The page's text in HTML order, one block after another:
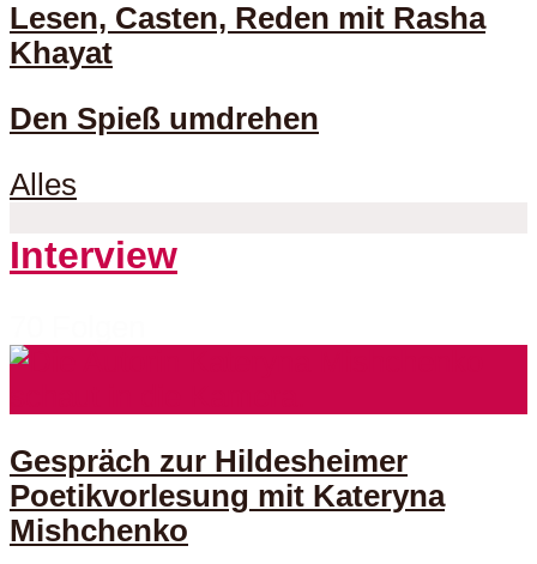
Lesen, Casten, Reden mit Rasha
Khayat
Den Spieß umdrehen
Alles
Interview
Gespräch zur Hildesheimer
Poetikvorlesung mit Kateryna
Mishchenko